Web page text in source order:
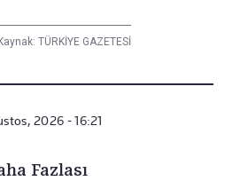
Kaynak: TÜRKİYE GAZETESİ
2026 - 16:21
Fazlası